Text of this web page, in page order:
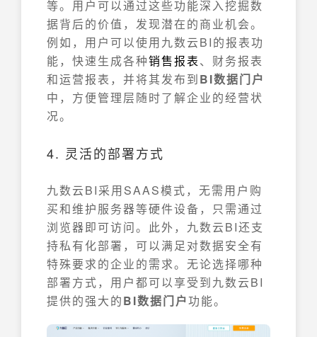
等。用户可以通过这些功能深入挖掘数
据背后的价值，发现潜在的商业机会。
例如，用户可以使用九数云BI的报表功
能，快速生成各种销售报表、财务报表
和运营报表，并将其发布到BI数据门户
中，方便管理层随时了解企业的经营状
况。
4. 灵活的部署方式
九数云BI采用SAAS模式，无需用户购
买和维护服务器等硬件设备，只需通过
浏览器即可访问。此外，九数云BI还支
持私有化部署，可以满足对数据安全有
特殊要求的企业的需求。无论选择哪种
部署方式，用户都可以享受到九数云BI
提供的强大的BI数据门户功能。